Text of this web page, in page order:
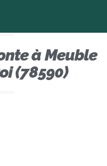
à Meuble
(78590)